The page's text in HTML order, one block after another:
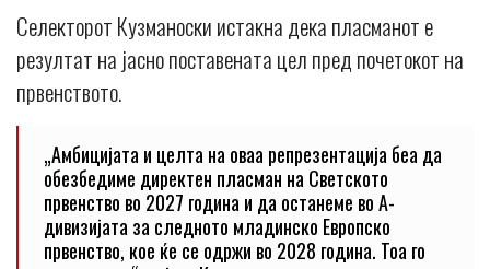
Селекторот Кузманоски истакна дека пласманот е
резултат на јасно поставената цел пред почетокот на
првенството.
„Амбицијата и целта на оваа репрезентација беа да
обезбедиме директен пласман на Светското
првенство во 2027 година и да останеме во А-
дивизијата за следното младинско Европско
првенство, кое ќе се одржи во 2028 година. Тоа го